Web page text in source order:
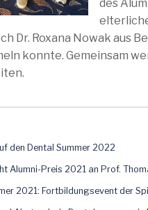
des
Dr. Roxana Nowak aus
konnte. Gemeinsam
den Dental Summer 2022
Alumni-Preis 2021 an Prof.
2021: Fortbildungsevent der